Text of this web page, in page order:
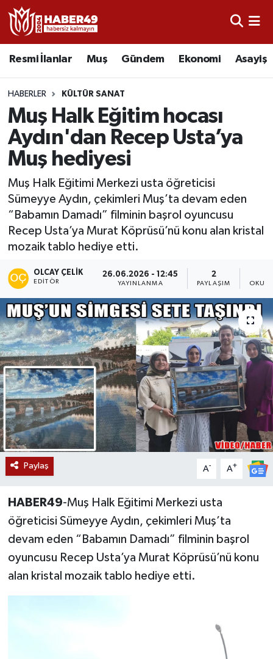
Resmi İlanlar Muş Gündem Ekonomi Asayiş
HABERLER KÜLTÜR SANAT
Muş Halk Eğitim hocası
Aydın'dan Recep Usta’ya
Muş hediyesi
Muş Halk Eğitimi Merkezi usta öğreticisi
Sümeyye Aydın, çekimleri Muş’ta devam eden
“Babamın Damadı” filminin başrol oyuncusu
Recep Usta’ya Murat Köprüsü’nü konu alan kristal
mozaik tablo hediye etti.
OLCAY ÇELIK
EDITÖR
26.06.2026 - 12:45
YAYINLANMA
2
PAYLAŞIM
Paylaş A- A+
HABER49-Muş Halk Eğitimi Merkezi usta
öğreticisi Sümeyye Aydın, çekimleri Muş’ta
devam eden “Babamın Damadı” filminin başrol
oyuncusu Recep Usta’ya Murat Köprüsü’nü konu
alan kristal mozaik tablo hediye etti.
Resmi İlanlar
Asayiş
Bölge
Eğitim
Ekonomi
Sağlık
Gündem
Teknoloji
Kültür Sanat
Muş
Hasköy
Korkut
Varto
Uşak Nöbetçi Eczaneler
Uşak Hava Durumu
Uşak Namaz Vakitleri
Uşak Trafik Yoğunluk Haritası
TFF 2.Lig Kırmızı Grup Puan Durumu ve Fikstür
Tüm Manşetler
Son Dakika Haberleri